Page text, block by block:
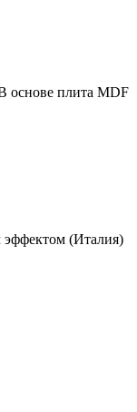
основе плита MDF
эффектом (Италия)